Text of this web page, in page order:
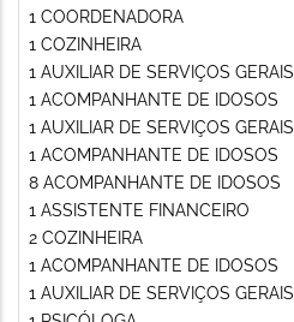
1 COORDENADORA
1 COZINHEIRA
1 AUXILIAR DE SERVIÇOS GERAIS
1 ACOMPANHANTE DE IDOSOS
1 AUXILIAR DE SERVIÇOS GERAIS
1 ACOMPANHANTE DE IDOSOS
8 ACOMPANHANTE DE IDOSOS
1 ASSISTENTE FINANCEIRO
2 COZINHEIRA
1 ACOMPANHANTE DE IDOSOS
1 AUXILIAR DE SERVIÇOS GERAIS